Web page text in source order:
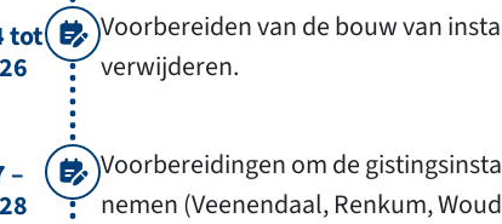
tot
Voorbereiden van de bouw van
verwijderen.
–
Voorbereidingen om de
nemen (Veenendaal, Renkum,